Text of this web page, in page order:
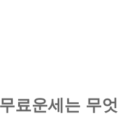
료운세는 무엇